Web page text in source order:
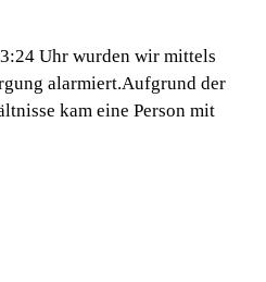
Uhr wurden wir mittels
alarmiert.Aufgrund der
kam eine Person mit